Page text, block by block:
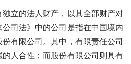
立的法人财产，以其全部财产对
司法》中的公司是指在中国境内
有限公司。其中，有限责任公司
人合性；而股份有限公司则具有